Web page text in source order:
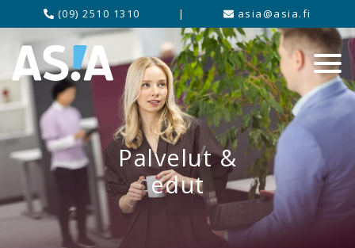
(09) 2510 1310 | asia@asia.fi
Palvelut &
edut